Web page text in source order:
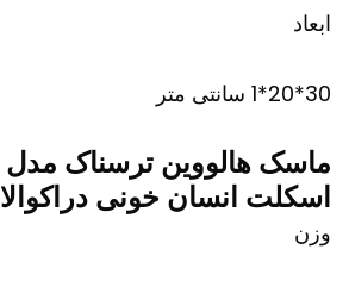
ابعاد
30*20*1 سانتی متر
ماسک هالووین ترسناک
اسکلت انسان خونی دراکوالا
وزن